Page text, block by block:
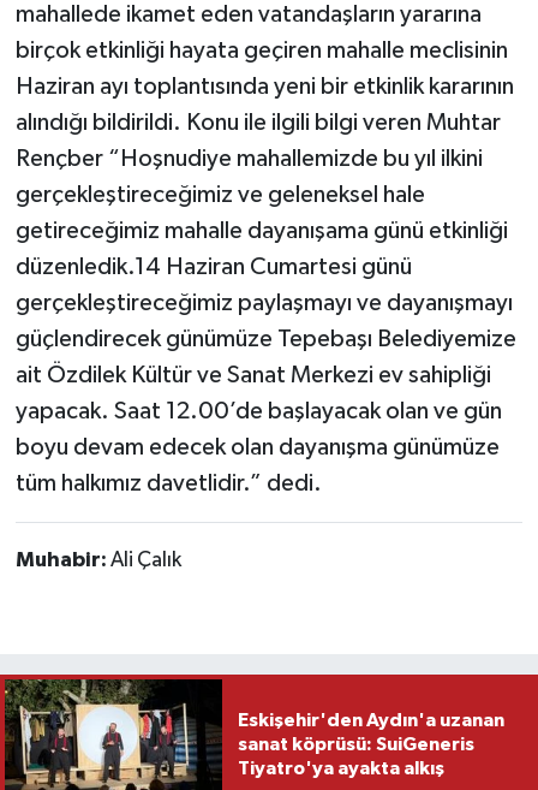
mahallede ikamet eden vatandaşların yararına
birçok etkinliği hayata geçiren mahalle meclisinin
Haziran ayı toplantısında yeni bir etkinlik kararının
alındığı bildirildi. Konu ile ilgili bilgi veren Muhtar
Rençber “Hoşnudiye mahallemizde bu yıl ilkini
gerçekleştireceğimiz ve geleneksel hale
getireceğimiz mahalle dayanışama günü etkinliği
düzenledik.14 Haziran Cumartesi günü
gerçekleştireceğimiz paylaşmayı ve dayanışmayı
güçlendirecek günümüze Tepebaşı Belediyemize
ait Özdilek Kültür ve Sanat Merkezi ev sahipliği
yapacak. Saat 12.00’de başlayacak olan ve gün
boyu devam edecek olan dayanışma günümüze
tüm halkımız davetlidir.” dedi.
Muhabir: Ali Çalık
Eskişehir'den Aydın'a uzanan
sanat köprüsü: SuiGeneris
Tiyatro'ya ayakta alkış